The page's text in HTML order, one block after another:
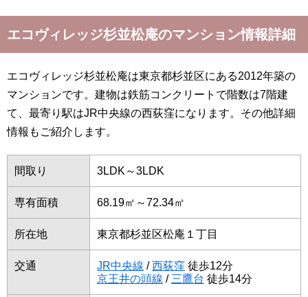
エコヴィレッジ杉並松庵のマンション情報詳細
エコヴィレッジ杉並松庵は東京都杉並区にある2012年築の
マンションです。建物は鉄筋コンクリートで階数は7階建
て、最寄り駅はJR中央線の西荻窪になります。その他詳細
情報もご紹介します。
間取り 3LDK～3LDK
専有面積 68.19㎡～72.34㎡
所在地 東京都杉並区松庵１丁目
交通 JR中央線 /西荻窪 徒歩12分
京王井の頭線 / 三鷹台 徒歩14分